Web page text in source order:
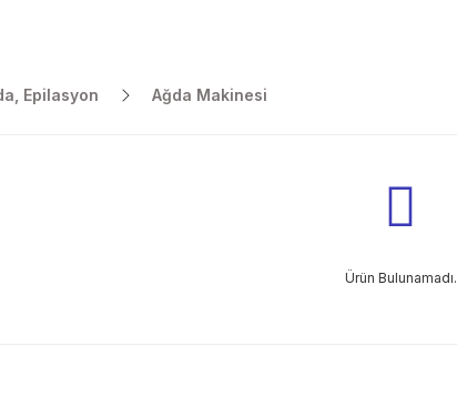
Epilasyon Ağda Makinesi
Ürün Bulunamadı.